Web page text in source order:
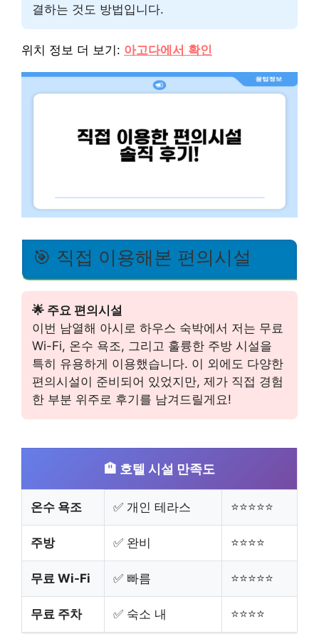
결하는 것도 방법입니다.
위치 정보 더 보기: 아고다에서 확인
🎯 직접 이용해본 편의시설
🌟 주요 편의시설
이번 남열해 아시로 하우스 숙박에서 저는 무료
Wi-Fi, 온수 욕조, 그리고 훌륭한 주방 시설을
특히 유용하게 이용했습니다. 이 외에도 다양한
편의시설이 준비되어 있었지만, 제가 직접 경험
한 부분 위주로 후기를 남겨드릴게요!
🏨 호텔 시설 만족도
온수 욕조 ✅ 개인 테라스 ⭐⭐⭐⭐⭐
주방 ✅ 완비 ⭐⭐⭐⭐
무료 Wi-Fi ✅ 빠름 ⭐⭐⭐⭐⭐
무료 주차 ✅ 숙소 내 ⭐⭐⭐⭐